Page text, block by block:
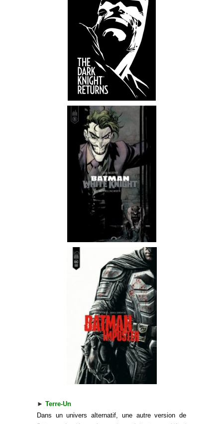
► Terre-Un
Dans un univers alternatif, une autre version de